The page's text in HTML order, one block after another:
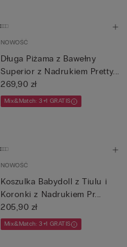
NOWOŚĆ
Długa Piżama z Bawełny
Superior z Nadrukiem Pretty...
269,90 zł
Mix&Match: 3+1 GRATIS
NOWOŚĆ
Koszulka Babydoll z Tiulu i
Koronki z Nadrukiem Pr...
205,90 zł
Mix&Match: 3+1 GRATIS